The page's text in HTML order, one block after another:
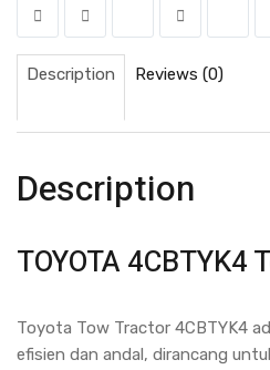
Description Reviews (0)
Description
TOYOTA 4CBTYK4
Toyota Tow Tractor 4CBTYK4
efisien dan andal, dirancang